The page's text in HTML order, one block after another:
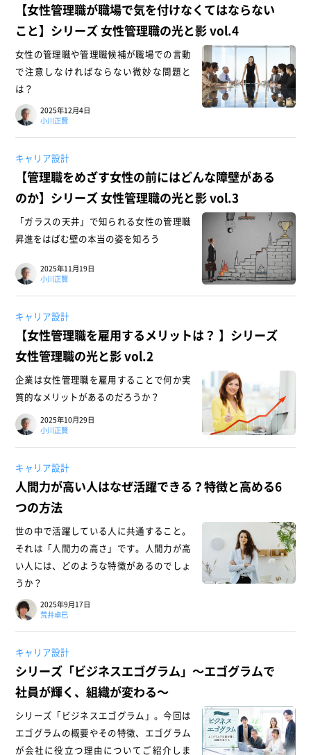
【女性管理職が職場で気を付けなくてはならない
こと】シリーズ 女性管理職の光と影 vol.4
女性の管理職や管理職候補が職場での言動
で注意しなければならない微妙な問題と
は？
2025年12月4日
小川正賢
キャリア設計
【管理職をめざす女性の前にはどんな障壁がある
のか】シリーズ 女性管理職の光と影 vol.3
「ガラスの天井」で知られる女性の管理職
昇進をはばむ壁の本当の姿を知ろう
2025年11月19日
小川正賢
キャリア設計
【女性管理職を雇用するメリットは？ 】シリーズ
女性管理職の光と影 vol.2
企業は女性管理職を雇用することで何か実
質的なメリットがあるのだろうか？
2025年10月29日
小川正賢
キャリア設計
人間力が高い人はなぜ活躍できる？特徴と高める6
つの方法
世の中で活躍している人に共通すること。
それは「人間力の高さ」です。人間力が高
い人には、どのような特徴があるのでしょ
うか？
2025年9月17日
荒井卓巳
キャリア設計
シリーズ「ビジネスエゴグラム」～エゴグラムで
社員が輝く、組織が変わる～
シリーズ「ビジネスエゴグラム」。今回は
エゴグラムの概要やその特徴、エゴグラム
が会社に役立つ理由についてご紹介しま